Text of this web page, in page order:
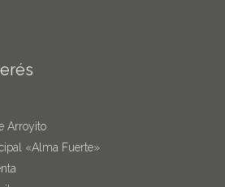
Arroyito
«Alma Fuerte»